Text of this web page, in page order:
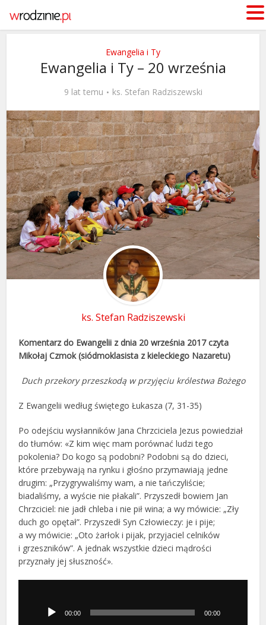
Ewangelia i Ty
Ewangelia i Ty – 20 września
9 lat temu ks. Stefan Radziszewski
ks. Stefan Radziszewski
Komentarz do Ewangelii z dnia 20 września 2017 czyta
Mikołaj Czmok (siódmoklasista z kieleckiego Nazaretu)
Duch przekory przeszkodą w przyjęciu królestwa Bożego
Z Ewangelii według świętego Łukasza (7, 31-35)
Po odejściu wysłanników Jana Chrzciciela Jezus powiedział
do tłumów: «Z kim więc mam porównać ludzi tego
pokolenia? Do kogo są podobni? Podobni są do dzieci,
które przebywają na rynku i głośno przymawiają jedne
drugim: „Przygrywaliśmy wam, a nie tańczyliście;
biadaliśmy, a wyście nie płakali”. Przyszedł bowiem Jan
Chrzciciel: nie jadł chleba i nie pił wina; a wy mówicie: „Zły
duch go opętał”. Przyszedł Syn Człowieczy: je i pije;
a wy mówicie: „Oto żarłok i pijak, przyjaciel celników
i grzeszników”. A jednak wszystkie dzieci mądrości
przyznały jej słuszność».
dźwiękowych00:00 00:00